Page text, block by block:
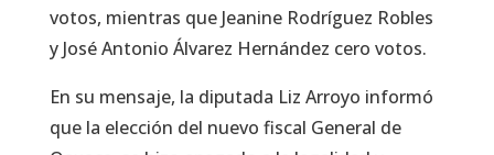
votos, mientras que Jeanine Rodríguez Robles
y José Antonio Álvarez Hernández cero votos.
En su mensaje, la diputada Liz Arroyo informó
que la elección del nuevo fiscal General de